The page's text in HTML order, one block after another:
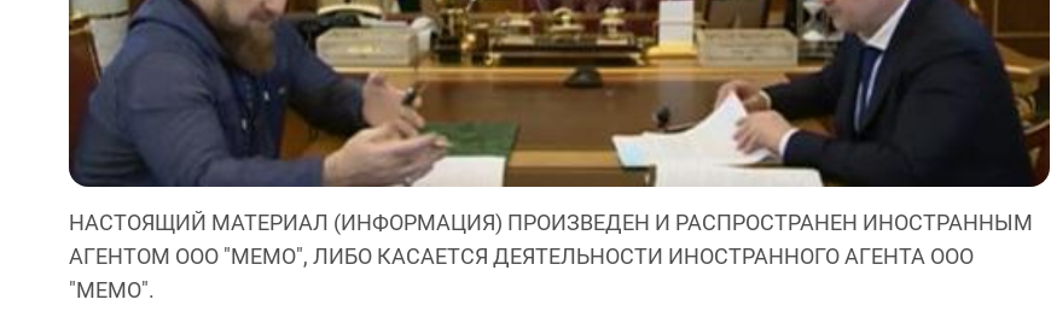
НАСТОЯЩИЙ МАТЕРИАЛ (ИНФОРМАЦИЯ) ПРОИЗВЕДЕН И РАСПРОСТРАНЕН ИНОСТРАННЫМ
АГЕНТОМ ООО "МЕМО", ЛИБО КАСАЕТСЯ ДЕЯТЕЛЬНОСТИ ИНОСТРАННОГО АГЕНТА ООО
"МЕМО".